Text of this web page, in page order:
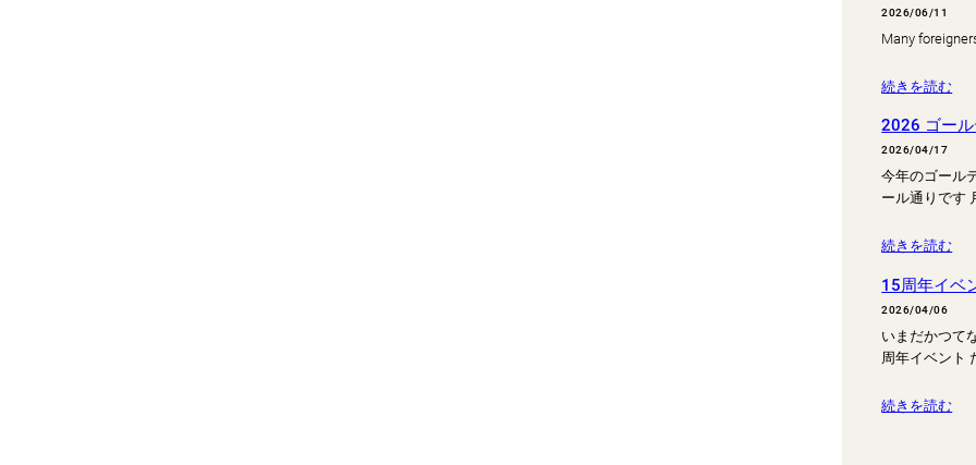
2026/06/11
Many
続きを読む
2026 ゴー
2026/04/17
今年のゴール
ール通りです
続きを読む
15周年イベ
2026/04/06
いまだかつて
周年イベント
続きを読む